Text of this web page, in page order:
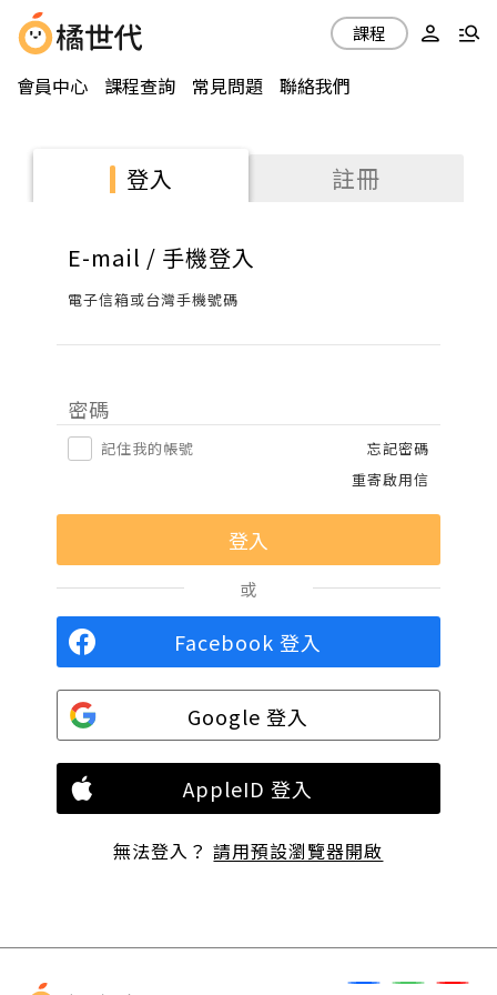
會員中心 課程查詢 常見問題 聯絡我們
課程
登入 註冊
E-mail / 手機登入
電子信箱或台灣手機號碼
密碼
記住我的帳號
忘記密碼
重寄啟用信
或
Facebook 登入
Google 登入
AppleID 登入
無法登入？請用預設瀏覽器開啟